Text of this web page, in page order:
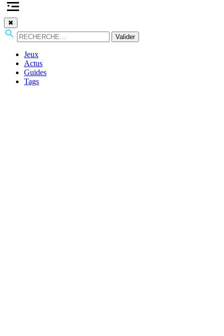
✖
Valider
Jeux
Actus
Guides
Tags